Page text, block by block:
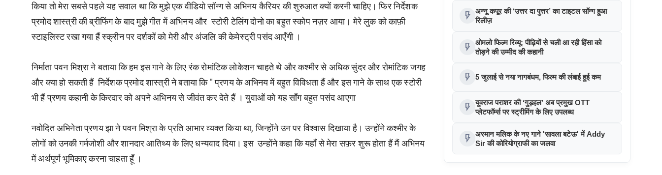
किया तो मेरा सबसे पहले यह सवाल था कि मुझे एक वीडियो सॉन्ग से अभिनय कैरियर की शुरुआत क्यों करनी चाहिए। फिर निर्देशक
प्रमोद शास्त्री की ब्रीफिंग के बाद मुझे गीत में अभिनय और स्टोरी टेलिंग दोनो का बहुत स्कोप नज़र आया। मेरे लुक को काफ़ी
स्टाइलिस्ट रखा गया हैं स्क्रीन पर दर्शकों को मेरी और अंजलि की केमेस्ट्री पसंद आएँगी ।
निर्माता पवन मिश्रा ने बताया कि हम इस गाने के लिए रंक रोमांटिक लोकेशन चाहते थे और कश्मीर से अधिक सुंदर और रोमांटिक जगह
और क्या हो सकती हैं निर्देशक प्रमोद शास्त्री ने बताया कि " प्रणय के अभिनय में बहुत विविधता हैं और इस गाने के साथ एक स्टोरी
भी हैं प्रणय कहानी के किरदार को अपने अभिनय से जीवंत कर देते हैं । युवाओं को यह साँग बहुत पसंद आएगा
नवोदित अभिनेता प्रणय झा ने पवन मिश्रा के प्रति आभार व्यक्त किया था, जिन्होंने उन पर विश्वास दिखाया है। उन्होंने कश्मीर के
लोगों को उनकी गर्मजोशी और शानदार आतिथ्य के लिए धन्यवाद दिया। इस उन्होंने कहा कि यहाँ से मेरा सफ़र शुरू होता हैं मैं अभिनय
में अर्थपूर्ण भूमिकाए करना चाहता हूँ ।
flash_on अन्नू कपूर की ‘उत्तर दा पुत्तर’ का टाइटल सॉन्ग हुआ
रिलीज़
flash_on ओमलो फिल्म रिव्यू: पीढ़ियों से चली आ रही हिंसा को
तोड़ने की उम्मीद की कहानी
flash_on 5 जुलाई से नया नागबंधम, फिल्म की लंबाई हुई कम
flash_on युवराज पराशर की ‘गुड़हल’ अब प्रमुख OTT
प्लेटफॉर्म्स पर स्ट्रीमिंग के लिए उपलब्ध
flash_on अरमान मलिक के नए गाने 'सावला बटेऊ' में Addy
Sir की कोरियोग्राफी का जलवा